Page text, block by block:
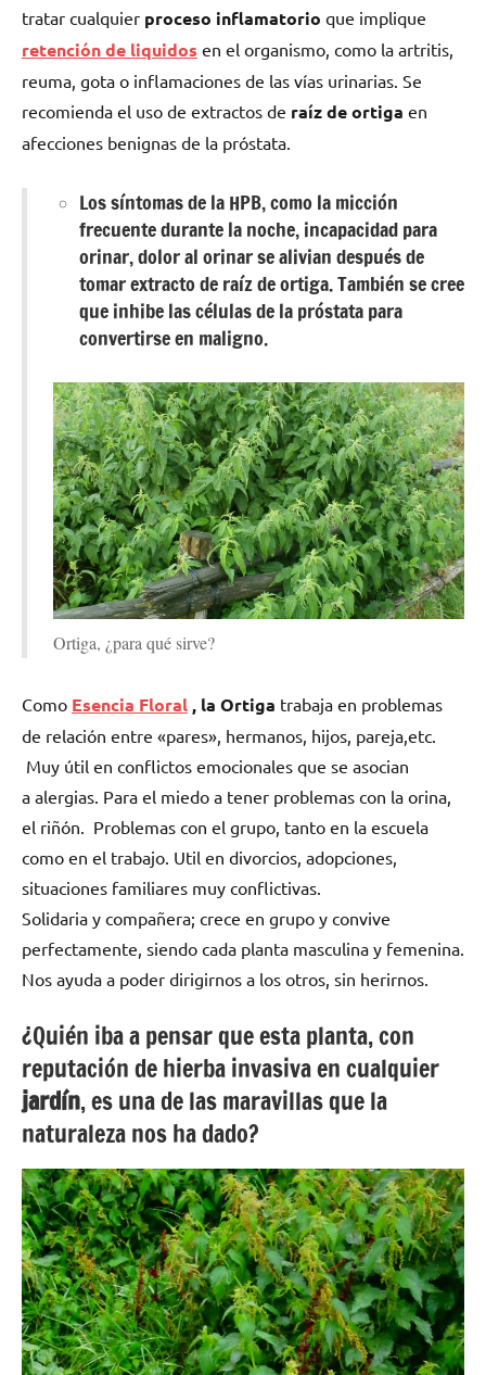
tratar cualquier proceso inflamatorio que implique
retención de liquidos en el organismo, como la artritis,
reuma, gota o inflamaciones de las vías urinarias. Se
recomienda el uso de extractos de raíz de ortiga en
afecciones benignas de la próstata.
Los síntomas de la HPB, como la micción
frecuente durante la noche, incapacidad para
orinar, dolor al orinar se alivian después de
tomar extracto de raíz de ortiga. También se cree
que inhibe las células de la próstata para
convertirse en maligno.
Ortiga, ¿para qué sirve?
Como Esencia Floral, la Ortiga trabaja en problemas
de relación entre «pares», hermanos, hijos, pareja,etc.
Muy útil en conflictos emocionales que se asocian
a alergias. Para el miedo a tener problemas con la orina,
el riñón. Problemas con el grupo, tanto en la escuela
como en el trabajo. Util en divorcios, adopciones,
situaciones familiares muy conflictivas.
Solidaria y compañera; crece en grupo y convive
perfectamente, siendo cada planta masculina y femenina.
Nos ayuda a poder dirigirnos a los otros, sin herirnos.
¿Quién iba a pensar que esta planta, con
reputación de hierba invasiva en cualquier
jardín, es una de las maravillas que la
naturaleza nos ha dado?